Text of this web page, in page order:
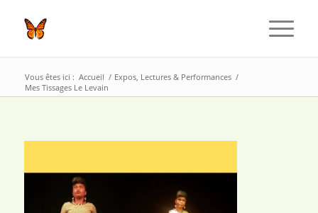
Vous êtes ici : Accueil / Expos, Lectures & Performances /
Mes Tissages Le Levain